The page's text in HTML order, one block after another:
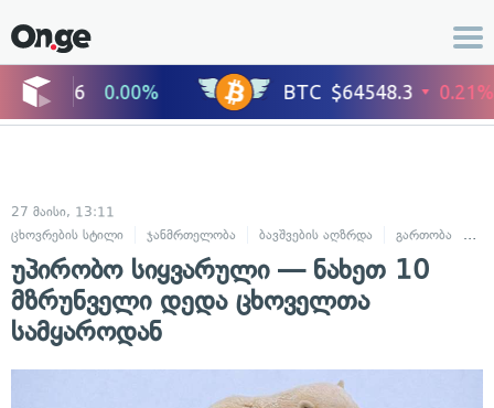
27 მაისი, 13:11
ცხოვრების სტილი
ჯანმრთელობა ბავშვების აღზრდა გართობა
უპირობო სიყვარული — ნახეთ 10
მზრუნველი დედა ცხოველთა
სამყაროდან